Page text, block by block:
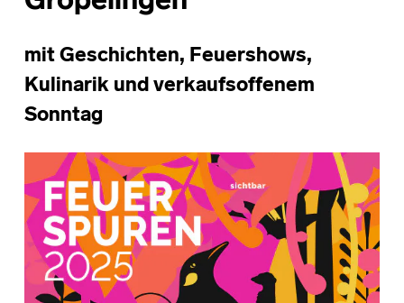
mit Geschichten, Feuershows,
Kulinarik und verkaufsoffenem
Sonntag